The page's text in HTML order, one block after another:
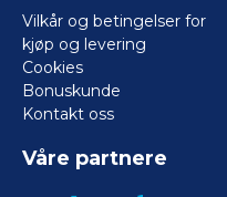
Vilkår og betingelser for
kjøp og levering
Cookies
Bonuskunde
Kontakt oss
Våre partnere